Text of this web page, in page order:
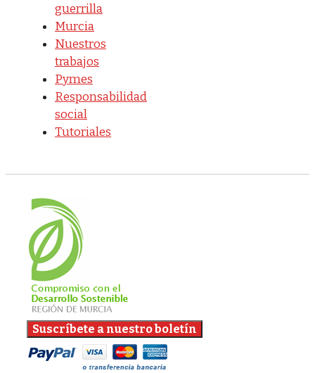
guerrilla
Murcia
Nuestros
trabajos
Pymes
Responsabilidad
social
Tutoriales